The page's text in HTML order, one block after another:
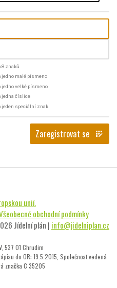
8 znaků
jedno malé písmeno
jedno velké písmeno
jedna číslice
jeden speciální znak
Zaregistrovat se app_registration
unií.
obchodní podmínky
Jídelní plán | info@jidelniplan.cz
537 01 Chrudim
do OR: 19.5.2015, Společnost vedená
značka C 35205